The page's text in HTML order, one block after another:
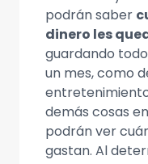
podrán saber
dinero les
guardando
un mes, como
demás cosas
podrán ver
gastan. Al